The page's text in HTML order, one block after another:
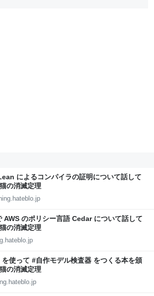
によるコンパイラの証明について話して
の消滅定理
AWS のポリシー言語 Cedar について話して
の消滅定理
使って #自作モデル検査器 をつくる本を頒
の消滅定理